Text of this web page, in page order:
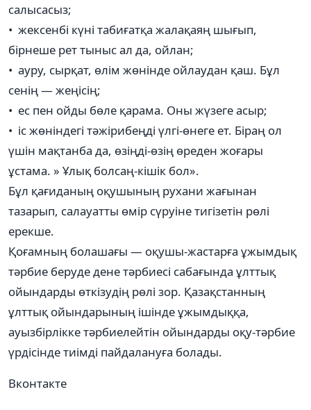
салысасыз;
• жексенбі күні табиғатқа жалақаяң шығып,
бірнеше рет тыныс ал да, ойлан;
• ауру, сырқат, өлім жөнінде ойлаудан қаш. Бұл
сенің — жеңісің;
• ес пен ойды бөле қарама. Оны жүзеге асыр;
• іс жөніндегі тәжірибеңді үлгі-өнеге ет. Біраң ол
үшін мақтанба да, өзіңді-өзің өреден жоғары
ұстама. » Ұлық болсаң-кішік бол».
Бұл қағиданың оқушының рухани жағынан
тазарып, салауатты өмір сүруіне тигізетін рөлі
ерекше.
Қоғамның болашағы — оқушы-жастарға ұжымдық
тәрбие беруде дене тәрбиесі сабағында ұлттық
ойындарды өткізудің рөлі зор. Қазақстанның
ұлттық ойындарының ішінде ұжымдыққа,
ауызбірлікке тәрбиелейтін ойындарды оқу-тәрбие
үрдісінде тиімді пайдалануға болады.
Вконтакте